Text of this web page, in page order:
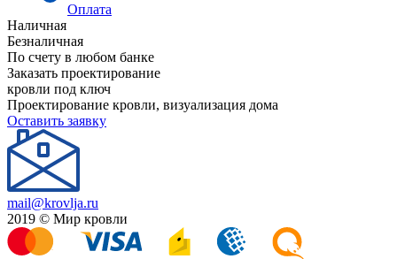
Оплата
Наличная
Безналичная
По счету в любом банке
Заказать проектирование
кровли под ключ
Проектирование кровли, визуализация дома
Оставить заявку
mail@krovlja.ru
2019 © Мир кровли